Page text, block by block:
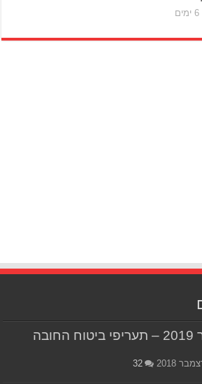
מינואר 2019 – תעריפי ביטוח החובה
32